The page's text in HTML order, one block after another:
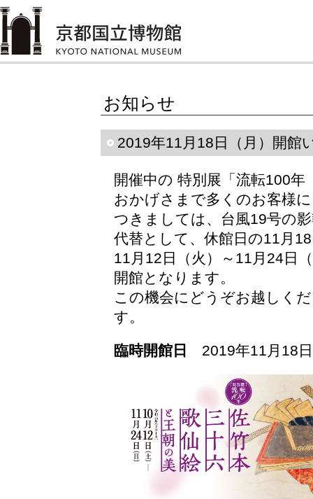
お知らせ
2019年11月18日（月）開館
開催中の 特別展「流転100
おかげさまで多くのお客様
つきましては、台風19号の
代替として、休館日の11月
11月12日（火）～11月24日
開館となります。
この機会にどうぞお越しく
す。
臨時開館日 2019年11月18